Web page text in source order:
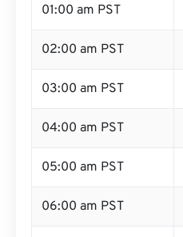
01:00 am PST
02:00 am PST
03:00 am PST
04:00 am PST
05:00 am PST
06:00 am PST